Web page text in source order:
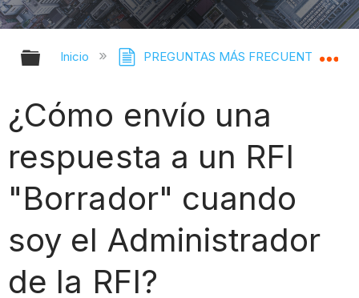
Expandir/contraer jerarquía global
Inicio PREGUNTAS MÁS FRECUENTES
¿Cómo envío una
respuesta a un RFI
"Borrador" cuando
soy el Administrador
de la RFI?